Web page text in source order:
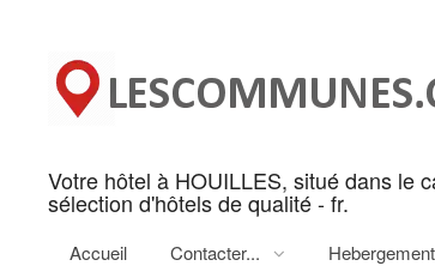
Votre hôtel à HOUILLES, situé dans le
sélection d'hôtels de qualité - fr.
Accueil Contacter...
Rechercher votre hotel
Rechercher sur HOUILLES